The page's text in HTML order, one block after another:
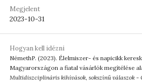
Megjelent
2023-10-31
Hogyan kell idézni
NémethP. (2023). Élelmiszer- és napicikk
Magyarországon a fiatal vásárlók megítélése
Multidiszciplináris kihívások, sokszínű válaszok -